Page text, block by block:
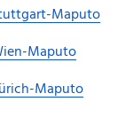
Maputo
Maputo
Maputo